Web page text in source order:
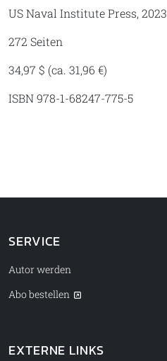
US Naval Institute Press, 2023
272 Seiten
34,97 $ (ca. 31,96 €)
ISBN 978-1-68247-775-5
SERVICE
Autor werden
Abo bestellen
EXTERNE LINKS